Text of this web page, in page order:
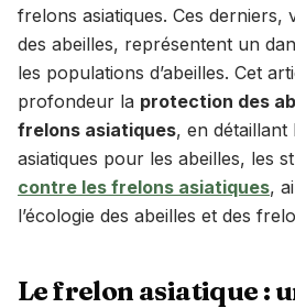
frelons asiatiques. Ces derniers,
des abeilles, représentent un
les populations d’abeilles. Cet
profondeur la protection des
frelons asiatiques, en détaillant
asiatiques pour les abeilles, les
contre les frelons asiatiques,
l’écologie des abeilles et des
Le frelon asiatique :